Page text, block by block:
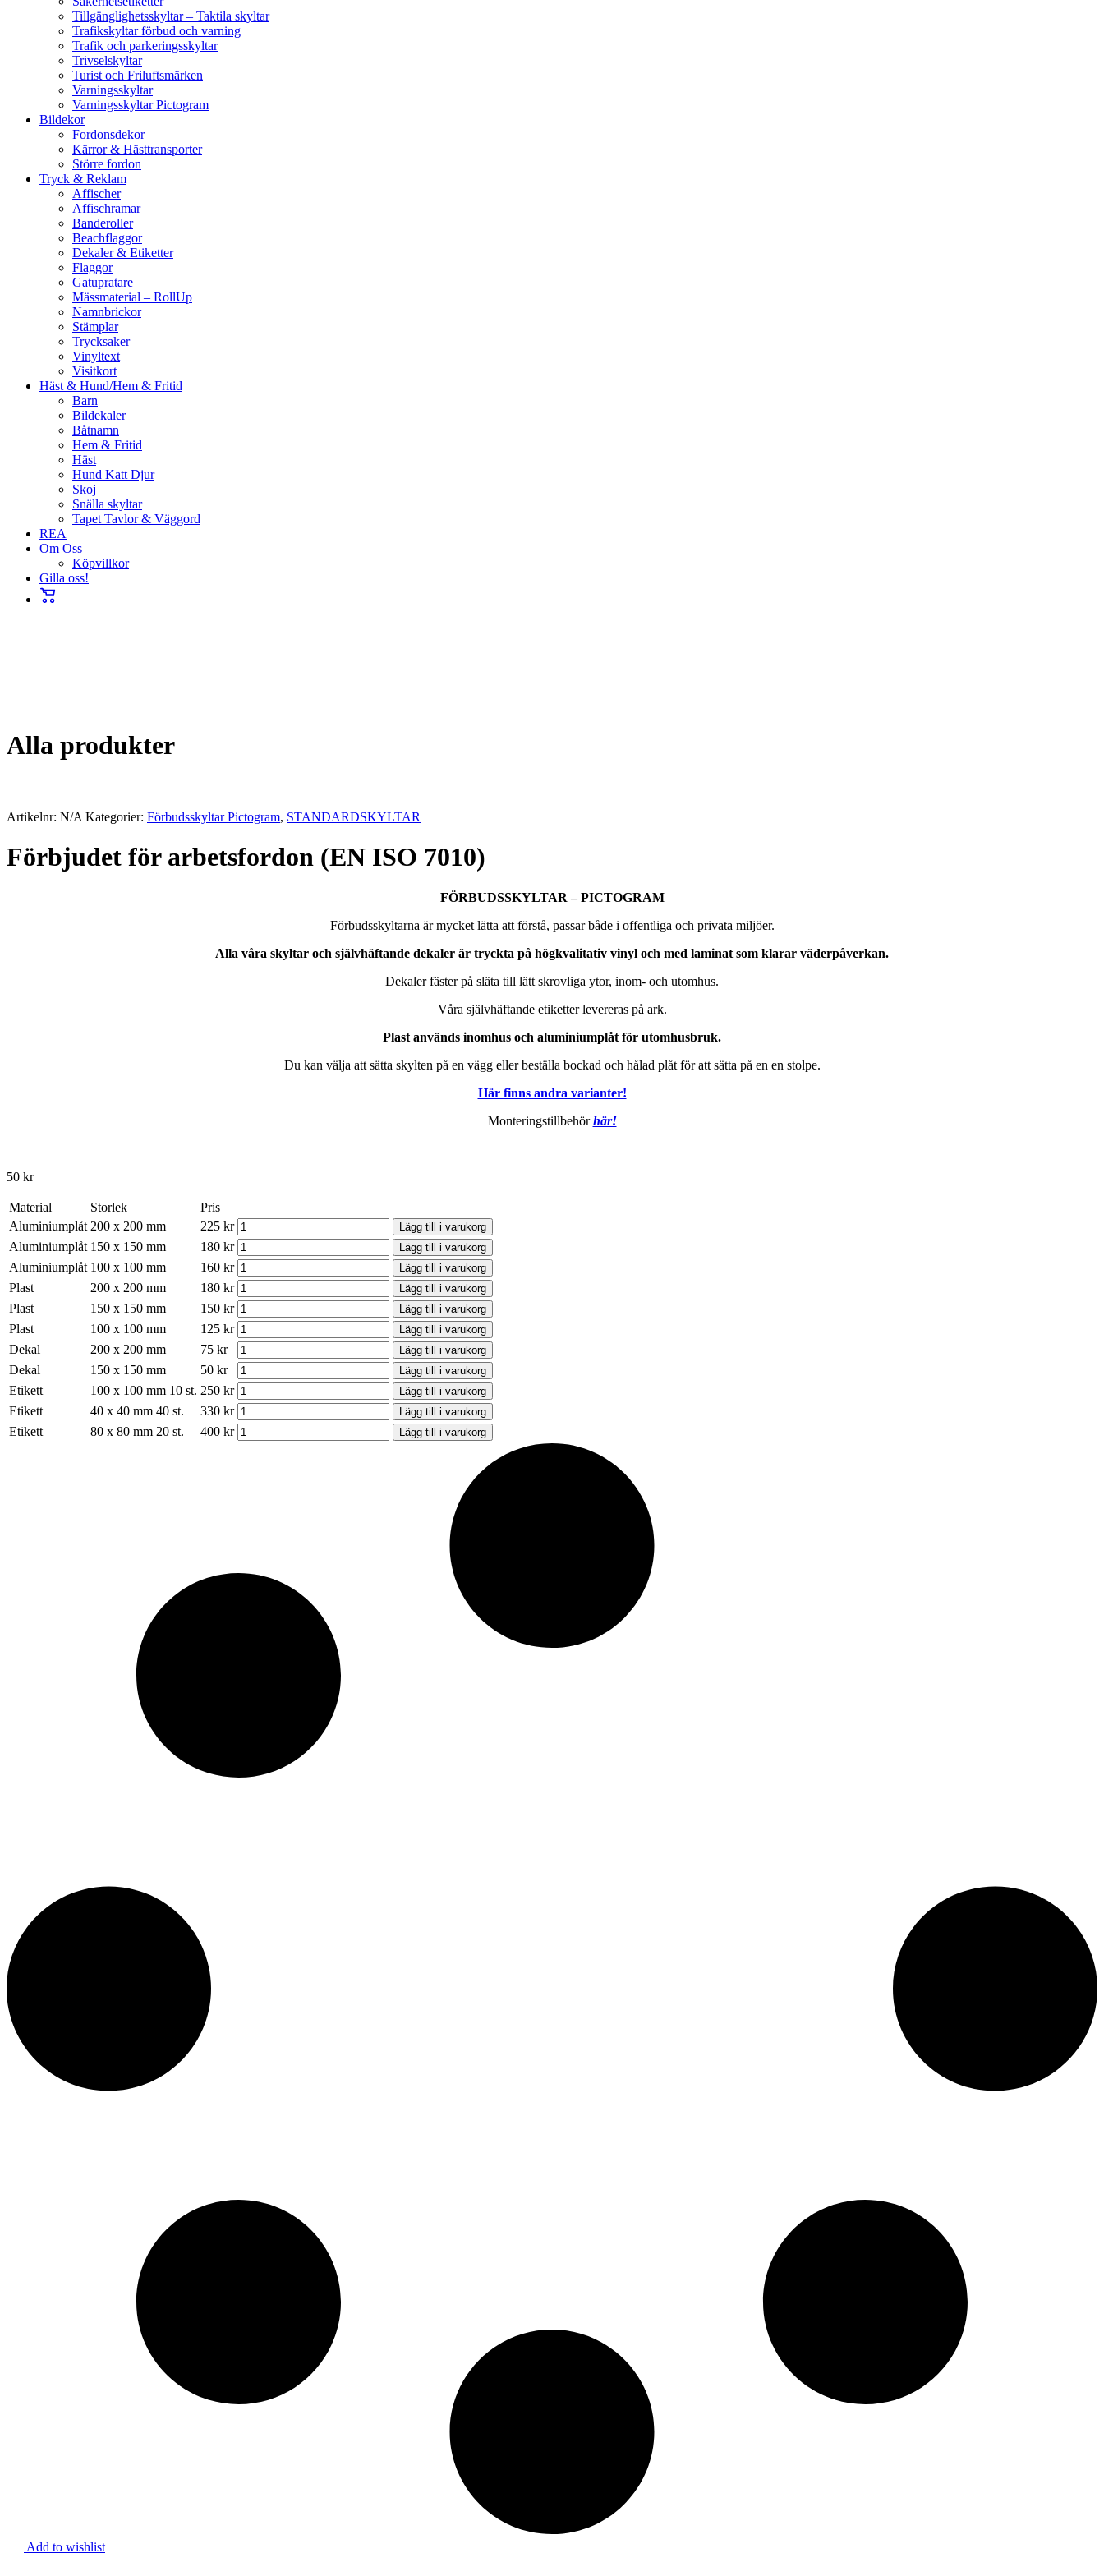
Tillgänglighetsskyltar – Taktila skyltar
Trafikskyltar förbud och varning
Trafik och parkeringsskyltar
Trivselskyltar
Turist och Friluftsmärken
Varningsskyltar
Varningsskyltar Pictogram
Bildekor
Fordonsdekor
Kärror & Hästtransporter
Större fordon
Tryck & Reklam
Affischer
Affischramar
Banderoller
Beachflaggor
Dekaler & Etiketter
Flaggor
Gatupratare
Mässmaterial – RollUp
Namnbrickor
Stämplar
Trycksaker
Vinyltext
Visitkort
Häst & Hund/Hem & Fritid
Barn
Bildekaler
Båtnamn
Hem & Fritid
Häst
Hund Katt Djur
Skoj
Snälla skyltar
Tapet Tavlor & Väggord
REA
Om Oss
Köpvillkor
Gilla oss!
Alla produkter
Artikelnr: N/A Kategorier: Förbudsskyltar Pictogram, STANDARDSKYLTAR
Förbjudet för arbetsfordon (EN ISO 7010)
FÖRBUDSSKYLTAR – PICTOGRAM
Förbudsskyltarna är mycket lätta att förstå, passar både i offentliga och privata miljöer.
Alla våra skyltar och självhäftande dekaler är tryckta på högkvalitativ vinyl och med laminat som klarar väderpåverkan.
Dekaler fäster på släta till lätt skrovliga ytor, inom- och utomhus.
Våra självhäftande etiketter levereras på ark.
Plast används inomhus och aluminiumplåt för utomhusbruk.
Du kan välja att sätta skylten på en vägg eller beställa bockad och hålad plåt för att sätta på en en stolpe.
Här finns andra varianter!
Monteringstillbehörhär!
50 kr
Material Storlek
Pris
Aluminiumplåt 200 x 200 mm 225 kr Lägg till i varukorg
Aluminiumplåt 150 x 150 mm 180 kr Lägg till i varukorg
Aluminiumplåt 100 x 100 mm 160 kr Lägg till i varukorg
Plast 200 x 200 mm 180 kr Lägg till i varukorg
Plast 150 x 150 mm 150 kr Lägg till i varukorg
Plast 100 x 100 mm 125 kr Lägg till i varukorg
Dekal 200 x 200 mm 75 kr Lägg till i varukorg
Dekal 150 x 150 mm 50 kr Lägg till i varukorg
Etikett 100 x 100 mm 10 st. 250 kr Lägg till i varukorg
Etikett 40 x 40 mm 40 st. 330 kr Lägg till i varukorg
Etikett 80 x 80 mm 20 st. 400 kr Lägg till i varukorg
Add to wishlist